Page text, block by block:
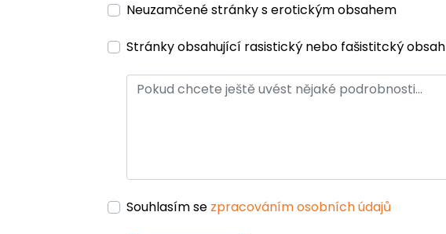
Neuzamčené stránky s erotickým obsahem
Stránky obsahující rasistický nebo fašistitcký obsah
Souhlasím se zpracováním osobních údajů